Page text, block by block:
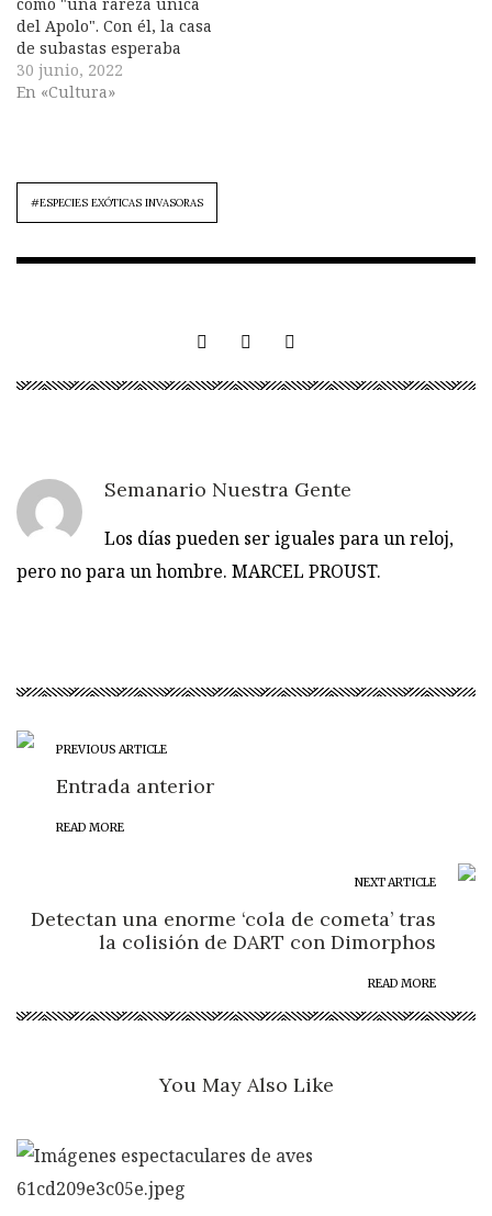
del Apolo". Con él, la casa
de subastas esperaba
embolsarse unos 400 000
dólares. Las muestras
lunar, los restos de tres
cucarachas y docenas de
portaobjetos de
30 junio, 2022
En «Cultura»
#ESPECIES EXÓTICAS INVASORAS
Semanario Nuestra Gente
Los días pueden ser iguales para un reloj,
pero no para un hombre. MARCEL PROUST.
PREVIOUS ARTICLE
Entrada anterior
READ MORE
NEXT ARTICLE
Detectan una enorme ‘cola de cometa’ tras
la colisión de DART con Dimorphos
READ MORE
You May Also Like